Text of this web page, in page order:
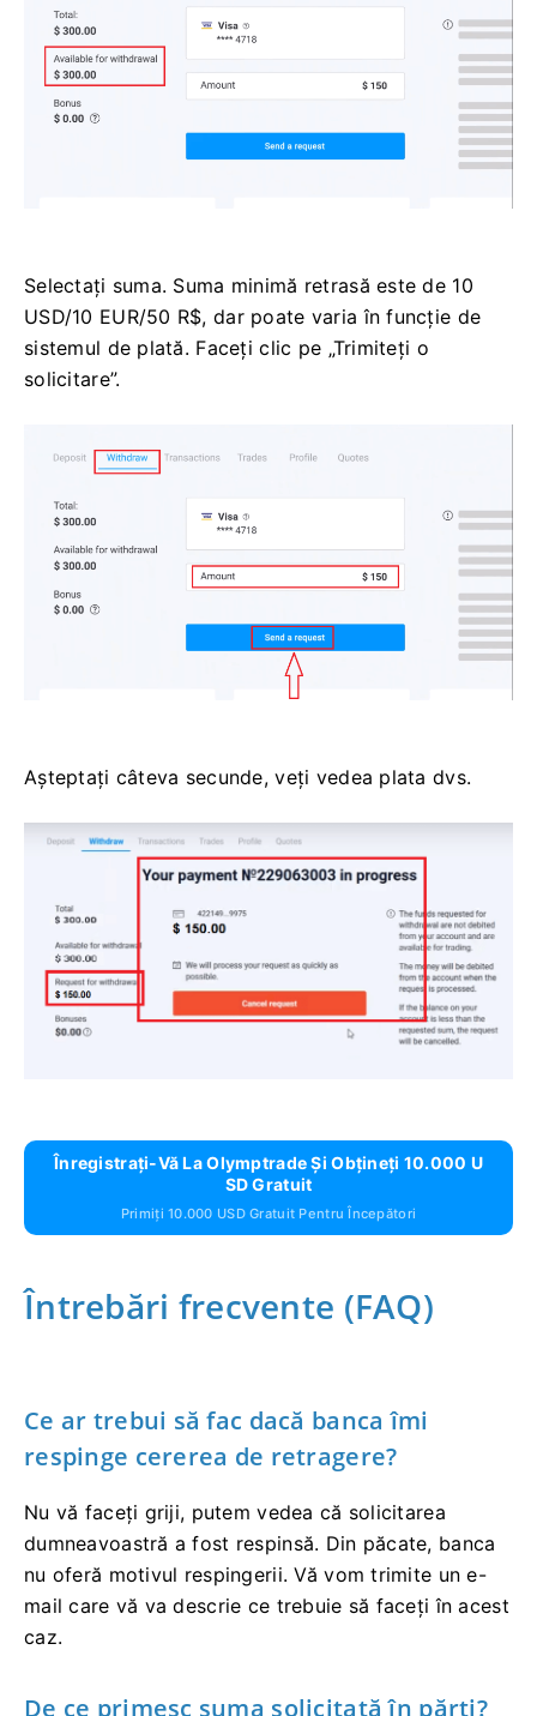
Selectați suma. Suma minimă retrasă este de 10
USD/10 EUR/50 R$, dar poate varia în funcție de
sistemul de plată. Faceți clic pe „Trimiteți o
solicitare”.
Așteptați câteva secunde, veți vedea plata dvs.
Înregistrați-Vă La Olymptrade Și Obțineți 10.000 U
SD Gratuit
Primiți 10.000 USD Gratuit Pentru Începători
Întrebări frecvente (FAQ)
Ce ar trebui să fac dacă banca îmi
respinge cererea de retragere?
Nu vă faceți griji, putem vedea că solicitarea
dumneavoastră a fost respinsă. Din păcate, banca
nu oferă motivul respingerii. Vă vom trimite un e-
mail care vă va descrie ce trebuie să faceți în acest
caz.
De ce primesc suma solicitată în părți?